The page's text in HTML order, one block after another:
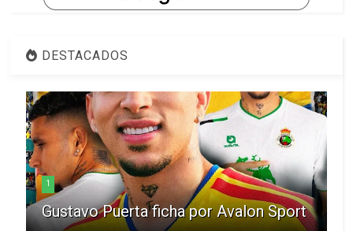
DESTACADOS
1
Gustavo Puerta ficha por Avalon Sport